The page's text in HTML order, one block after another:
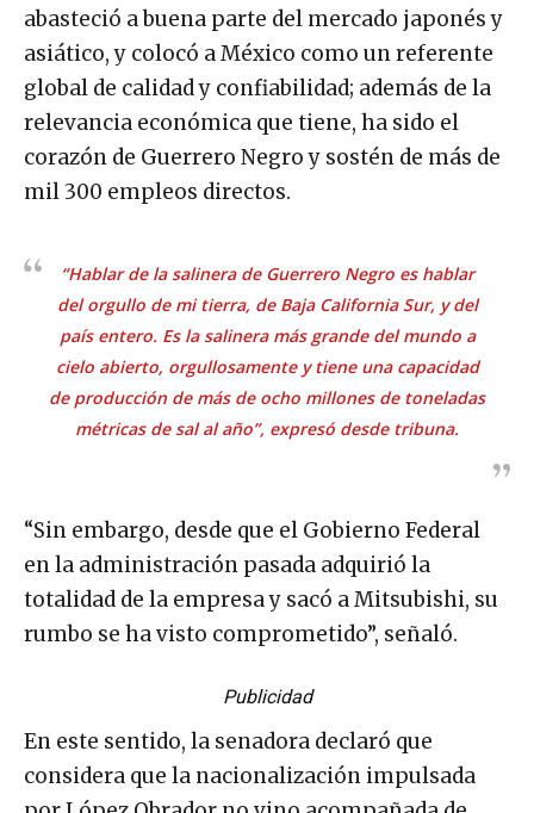
abasteció a buena parte del mercado japonés y
asiático, y colocó a México como un referente
global de calidad y confiabilidad; además de la
relevancia económica que tiene, ha sido el
corazón de Guerrero Negro y sostén de más de
mil 300 empleos directos.
“Hablar de la salinera de Guerrero Negro es hablar
del orgullo de mi tierra, de Baja California Sur, y del
país entero. Es la salinera más grande del mundo a
cielo abierto, orgullosamente y tiene una capacidad
de producción de más de ocho millones de toneladas
métricas de sal al año”, expresó desde tribuna.
“Sin embargo, desde que el Gobierno Federal
en la administración pasada adquirió la
totalidad de la empresa y sacó a Mitsubishi, su
rumbo se ha visto comprometido”, señaló.
Publicidad
En este sentido, la senadora declaró que
considera que la nacionalización impulsada